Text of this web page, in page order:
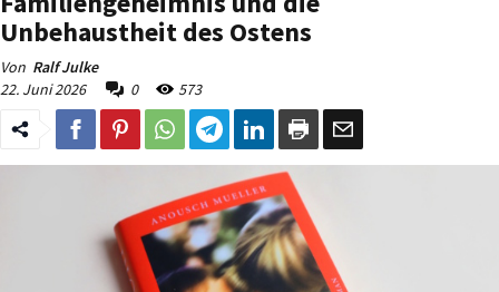
Unbehaustheit des Ostens
Von Ralf Julke
22. Juni 2026
0 573